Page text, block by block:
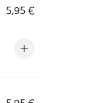
5,95 €